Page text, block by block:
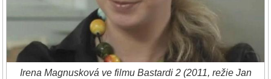
Irena Magnusková ve filmu Bastardi 2 (2011, režie Jan